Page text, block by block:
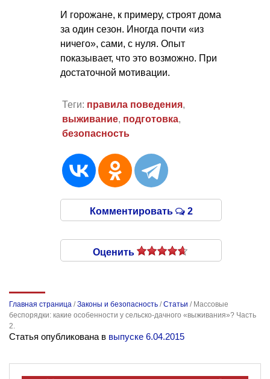
И горожане, к примеру, строят дома
за один сезон. Иногда почти «из
ничего», сами, с нуля. Опыт
показывает, что это возможно. При
достаточной мотивации.
Теги: правила поведения,
выживание, подготовка,
безопасность
Комментировать 2
Оценить
Главная страница /Законы и безопасность /Статьи / Массовые
беспорядки: какие особенности у сельско-дачного «выживания»? Часть
2.
Статья опубликована в выпуске 6.04.2015